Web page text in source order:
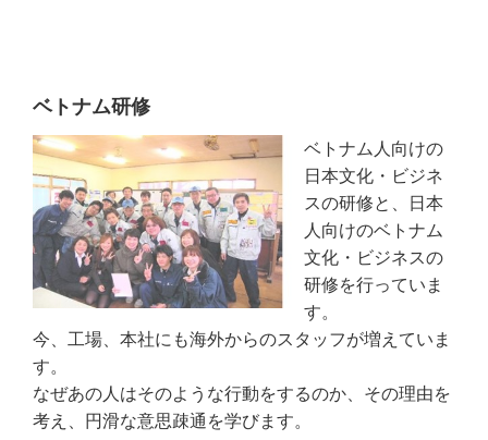
ベトナム研修
ベトナム人向けの
日本文化・ビジネ
スの研修と、日本
人向けのベトナム
文化・ビジネスの
研修を行っていま
す。
今、工場、本社にも海外からのスタッフが増えていま
す。
なぜあの人はそのような行動をするのか、その理由を
考え、円滑な意思疎通を学びます。